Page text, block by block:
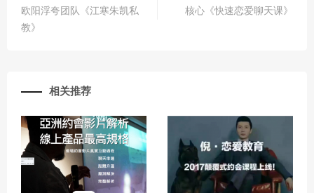
欧阳浮夸团队《江寒朱凯私
教》
核心《快速恋爱聊天课》
相关推荐